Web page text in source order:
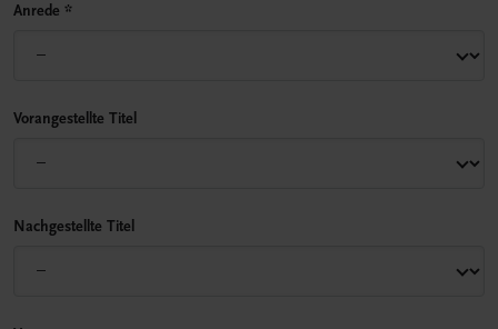
Anrede *
Vorangestellte Titel
Nachgestellte Titel